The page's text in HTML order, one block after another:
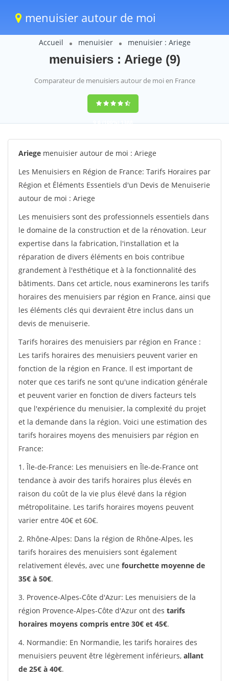
menuisier autour de moi
Accueil menuisier menuisier : Ariege
menuisiers : Ariege (9)
Comparateur de menuisiers autour de moi en France
9,6(100%)1388
votes
Ariege menuisier autour de moi : Ariege
Les Menuisiers en Région de France: Tarifs Horaires par
Région et Éléments Essentiels d'un Devis de Menuiserie
autour de moi : Ariege
Les menuisiers sont des professionnels essentiels dans
le domaine de la construction et de la rénovation. Leur
expertise dans la fabrication, l'installation et la
réparation de divers éléments en bois contribue
grandement à l'esthétique et à la fonctionnalité des
bâtiments. Dans cet article, nous examinerons les tarifs
horaires des menuisiers par région en France, ainsi que
les éléments clés qui devraient être inclus dans un
devis de menuiserie.
Tarifs horaires des menuisiers par région en France :
Les tarifs horaires des menuisiers peuvent varier en
fonction de la région en France. Il est important de
noter que ces tarifs ne sont qu'une indication générale
et peuvent varier en fonction de divers facteurs tels
que l'expérience du menuisier, la complexité du projet
et la demande dans la région. Voici une estimation des
tarifs horaires moyens des menuisiers par région en
France:
1. Île-de-France: Les menuisiers en Île-de-France ont
tendance à avoir des tarifs horaires plus élevés en
raison du coût de la vie plus élevé dans la région
métropolitaine. Les tarifs horaires moyens peuvent
varier entre 40€ et 60€.
2. Rhône-Alpes: Dans la région de Rhône-Alpes, les
tarifs horaires des menuisiers sont également
relativement élevés, avec une fourchette moyenne de
35€ à 50€.
3. Provence-Alpes-Côte d'Azur: Les menuisiers de la
région Provence-Alpes-Côte d'Azur ont des tarifs
horaires moyens compris entre 30€ et 45€.
4. Normandie: En Normandie, les tarifs horaires des
menuisiers peuvent être légèrement inférieurs, allant
de 25€ à 40€.